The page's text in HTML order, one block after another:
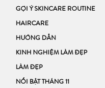
GỢI Ý SKINCARE ROUTINE
HAIRCARE
HƯỚNG DẪN
KINH NGHIỆM LÀM ĐẸP
LÀM ĐẸP
NỔI BẬT THÁNG 11